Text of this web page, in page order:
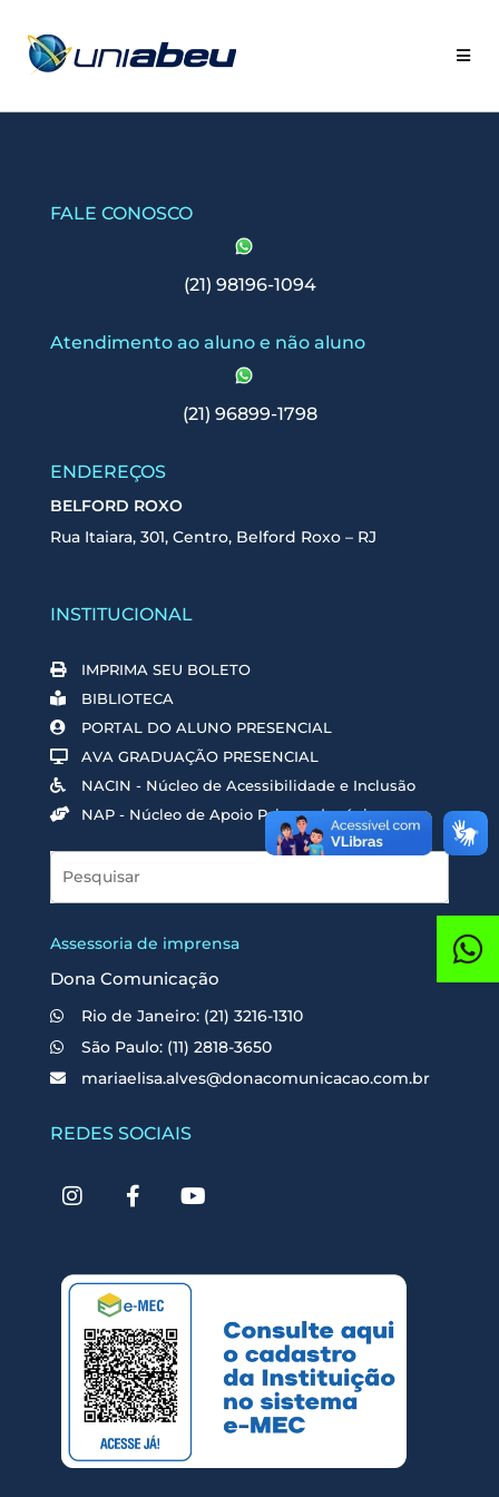
FALE CONOSCO
(21) 98196-1094
Atendimento ao aluno e não aluno
(21) 96899-1798
ENDEREÇOS
BELFORD ROXO
Rua Itaiara, 301, Centro, Belford Roxo – RJ
INSTITUCIONAL
IMPRIMA SEU BOLETO
BIBLIOTECA
PORTAL DO ALUNO PRESENCIAL
AVA GRADUAÇÃO PRESENCIAL
NACIN - Núcleo de Acessibilidade e Inclusão
NAP - Núcleo de Apoio Psicopedagógico
Assessoria de imprensa
Dona Comunicação
Rio de Janeiro: (21) 3216-1310
São Paulo: (11) 2818-3650
mariaelisa.alves@donacomunicacao.com.br
REDES SOCIAIS